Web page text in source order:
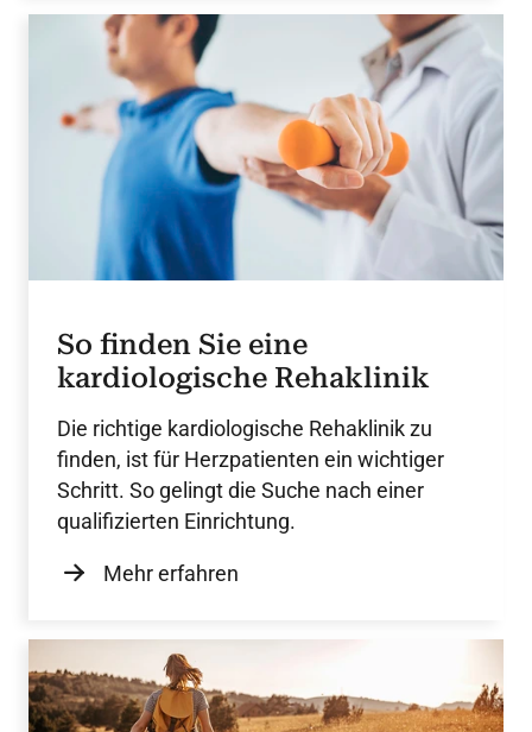
So finden Sie eine
kardiologische Rehaklinik
Die richtige kardiologische Rehaklinik zu
finden, ist für Herzpatienten ein wichtiger
Schritt. So gelingt die Suche nach einer
qualifizierten Einrichtung.
Mehr erfahren